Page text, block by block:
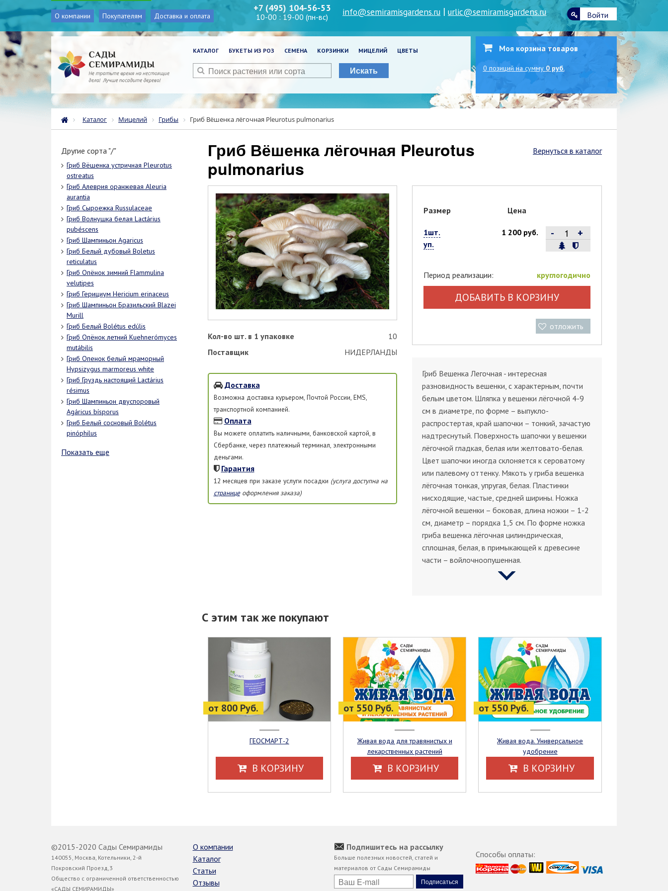
О компании Покупателям Доставка и оплата
+7 (495) 104-56-53
10-00 : 19-00 (пн-вс) info@semiramisgardens.ru |urlic@semiramisgardens.ru Войти
КАТАЛОГ БУКЕТЫ ИЗ РОЗ СЕМЕНА КОРЗИНКИ МИЦЕЛИЙ ЦВЕТЫ
Искать
Моя корзина товаров
0 позиций на сумму 0 руб.
Каталог Мицелий Грибы Гриб Вёшенка лёгочная Pleurotus pulmonarius
Другие сорта "/"
Гриб Вёшенка устричная Pleurotus
ostreatus
Гриб Алеврия оранжевая Aleuria
aurantia
Гриб Сыроежка Russulaceae
Гриб Волнушка белая Lactárius
pubéscens
Гриб Шампиньон Agaricus
Гриб Белый дубовый Boletus
reticulatus
Гриб Опёнок зимний Flammulina
velutipes
Гриб Герициум Hericium erinaceus
Гриб Шампиньон Бразильский Blazei
Murill
Гриб Белый Bolétus edúlis
Гриб Опёнок летний Kuehnerómyces
mutábilis
Гриб Опенок белый мраморный
Hypsizygus marmoreus white
Гриб Груздь настоящий Lactárius
résimus
Гриб Шампиньон двуспоровый
Agáricus bísporus
Гриб Белый сосновый Bolétus
pinóphilus
Показать еще
Вернуться в каталог
Гриб Вёшенка лёгочная Pleurotus
pulmonarius
Кол-во шт. в 1 упаковке
10
Поставщик
НИДЕРЛАНДЫ
Доставка
Возможна доставка курьером, Почтой России, EMS,
транспортной компанией.
Оплата
Вы можете оплатить наличными, банковской картой, в
Сбербанке, через платежный терминал, электронными
деньгами.
Гарантия
12 месяцев при заказе услуги посадки (услуга доступна на
страницеоформления заказа)
Размер Цена
1шт.
уп.
1 200 руб. - +
Период реализации: круглогодично
ДОБАВИТЬ В КОРЗИНУ
отложить
Гриб Вешенка Легочная - интересная
разновидность вешенки, с характерным, почти
белым цветом. Шляпка у вешенки лёгочной 4-9
см в диаметре, по форме – выпукло-
распростертая, край шапочки – тонкий, зачастую
надтреснутый. Поверхность шапочки у вешенки
лёгочной гладкая, белая или желтовато-белая.
Цвет шапочки иногда склоняется к сероватому
или палевому оттенку. Мякоть у гриба вешенка
лёгочная тонкая, упругая, белая. Пластинки
нисходящие, частые, средней ширины. Ножка
лёгочной вешенки – боковая, длина ножки – 1-2
см, диаметр – порядка 1,5 см. По форме ножка
гриба вешенка лёгочная цилиндрическая,
сплошная, белая, в примыкающей к древесине
части – войлочноопушенная.
С этим так же покупают
от 800 Руб.
ГЕОСМАРТ-2
В КОРЗИНУ
от 550 Руб.
Живая вода для травянистых и
лекарственных растений
В КОРЗИНУ
от 550 Руб.
Живая вода. Универсальное
удобрение
В КОРЗИНУ
©2015-2020 Сады Семирамиды
140055, Москва, Котельники, 2-й
Покровский Проезд,3
Общество с ограниченной ответственностью
«САДЫ СЕМИРАМИДЫ»
О компании
Каталог
Статьи
Отзывы
Подпишитесь на рассылку
Больше полезных новостей, статей и
материалов от Сады Семирамиды
Способы оплаты: